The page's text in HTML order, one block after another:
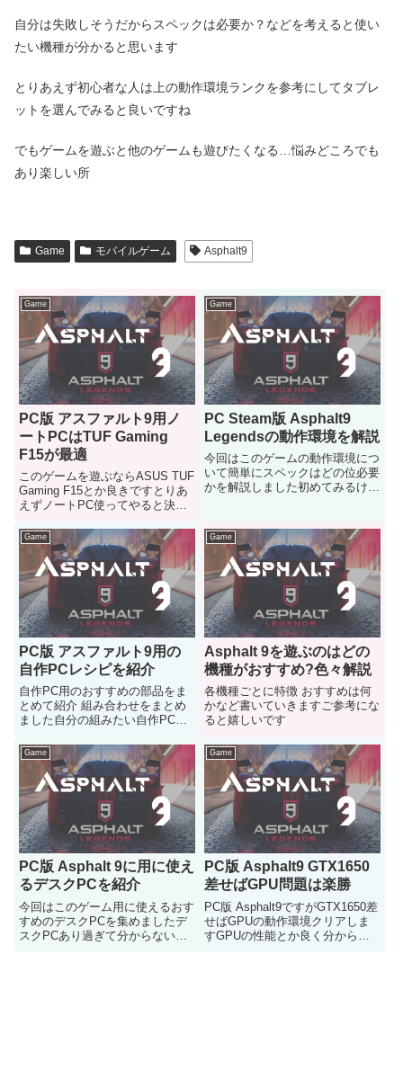
自分は失敗しそうだからスペックは必要か？などを考えると使い
たい機種が分かると思います
とりあえず初心者な人は上の動作環境ランクを参考にしてタブレ
ットを選んでみると良いですね
でもゲームを遊ぶと他のゲームも遊びたくなる…悩みどころでも
あり楽しい所
Game モバイルゲーム Asphalt9
Game
PC版 アスファルト9用ノ
ートPCはTUF Gaming
F15が最適
このゲームを遊ぶならASUS TUF
Gaming F15とか良きですとりあ
えずノートPC使ってやると決め
Game
PC Steam版 Asphalt9
Legendsの動作環境を解説
今回はこのゲームの動作環境につ
いて簡単にスペックはどの位必要
かを解説しました初めてみるけど
Game
PC版 アスファルト9用の
自作PCレシピを紹介
自作PC用のおすすめの部品をま
とめて紹介 組み合わせをまとめ
ました自分の組みたい自作PCレ
Game
Asphalt 9を遊ぶのはどの
機種がおすすめ?色々解説
各機種ごとに特徴 おすすめは何
かなど書いていきますご参考にな
ると嬉しいです
Game
PC版 Asphalt 9に用に使え
るデスクPCを紹介
今回はこのゲーム用に使えるおす
すめのデスクPCを集めましたデ
スクPCあり過ぎて分からない人
Game
PC版 Asphalt9 GTX1650
差せばGPU問題は楽勝
PC版 Asphalt9ですがGTX1650差
せばGPUの動作環境クリアしま
すGPUの性能とか良く分からな